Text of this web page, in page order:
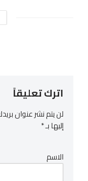
اترك تعليقاً
لن يتم نشر عنوان
إليها بـ*
الاسم